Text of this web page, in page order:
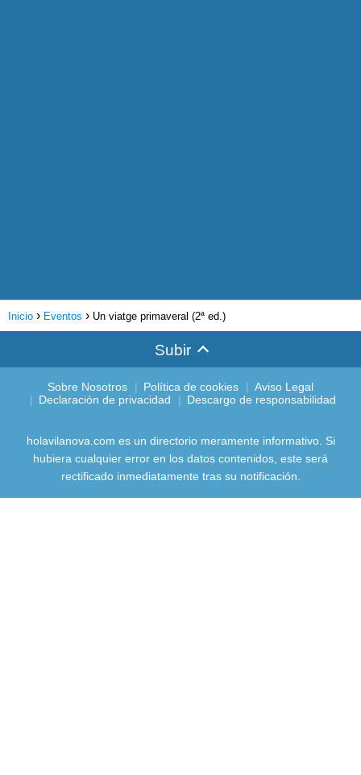
Inicio Eventos Un viatge primaveral (2ª ed.)
Subir
Sobre Nosotros Política de cookies
Aviso Legal
Declaración de privacidad
Descargo de responsabilidad
holavilanova.com es un directorio meramente informativo. Si
hubiera cualquier error en los datos contenidos, este será
rectificado inmediatamente tras su notificación.